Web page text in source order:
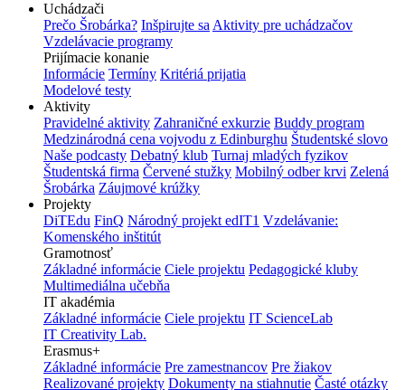
Uchádzači
Prečo Šrobárka? Inšpirujte sa Aktivity pre uchádzačov
Vzdelávacie programy
Prijímacie konanie
Informácie Termíny Kritériá prijatia
Modelové testy
Aktivity
Pravidelné aktivity Zahraničné exkurzie Buddy program
Medzinárodná cena vojvodu z Edinburghu Študentské slovo
Naše podcasty Debatný klub Turnaj mladých fyzikov
Študentská firma Červené stužky Mobilný odber krvi Zelená
Šrobárka Záujmové krúžky
Projekty
DiTEdu FinQ Národný projekt edIT1 Vzdelávanie:
Komenského inštitút
Gramotnosť
Základné informácie Ciele projektu Pedagogické kluby
Multimediálna učebňa
IT akadémia
Základné informácie Ciele projektu IT ScienceLab
IT Creativity Lab.
Erasmus+
Základné informácie Pre zamestnancov Pre žiakov
Realizované projekty Dokumenty na stiahnutie Časté otázky